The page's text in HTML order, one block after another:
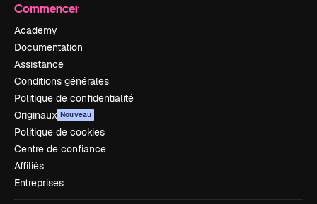
Commencer
Academy
Documentation
Assistance
Conditions générales
Politique de confidentialité
Originaux Nouveau
Politique de cookies
Centre de confiance
Affiliés
Entreprises